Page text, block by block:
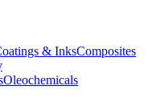
& InksComposites
Oleochemicals